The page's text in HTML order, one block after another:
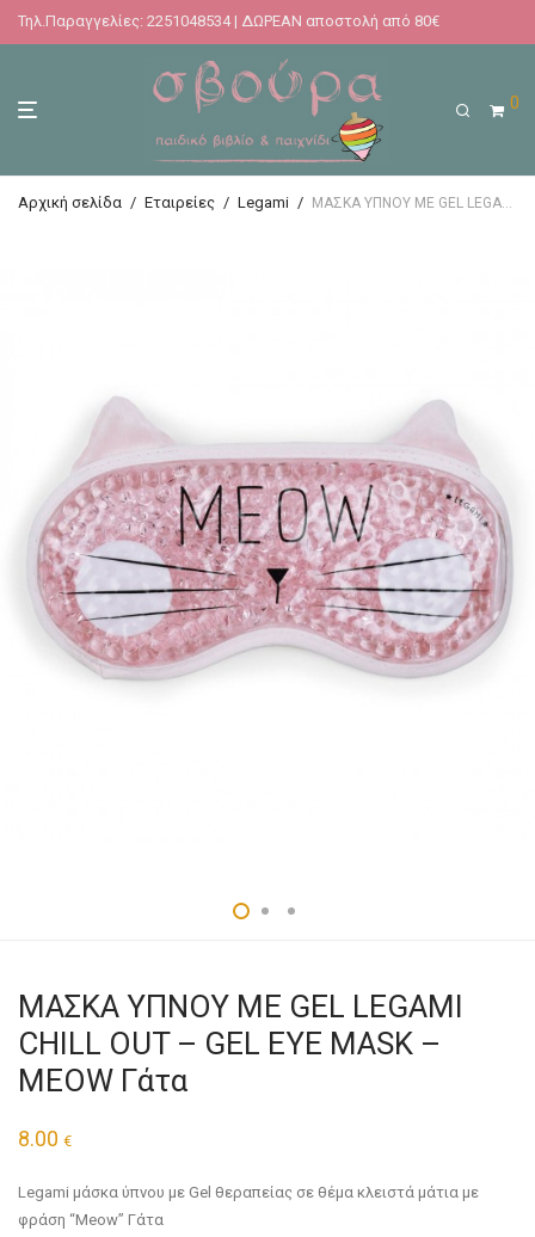
Τηλ.Παραγγελίες: 2251048534 | ΔΩΡΕΑΝ αποστολή από 80€
0
Αρχική σελίδα / Εταιρείες / Legami / ΜΑΣΚΑ ΥΠΝΟΥ ΜΕ GEL LEGAMI CHILL OUT – GEL EYE MASK – MEOW Γάτα
ΜΑΣΚΑ ΥΠΝΟΥ ΜΕ GEL LEGAMI
CHILL OUT – GEL EYE MASK –
MEOW Γάτα
8.00 €
Legami μάσκα ύπνου με Gel θεραπείας σε θέμα κλειστά μάτια με
φράση “Meow” Γάτα